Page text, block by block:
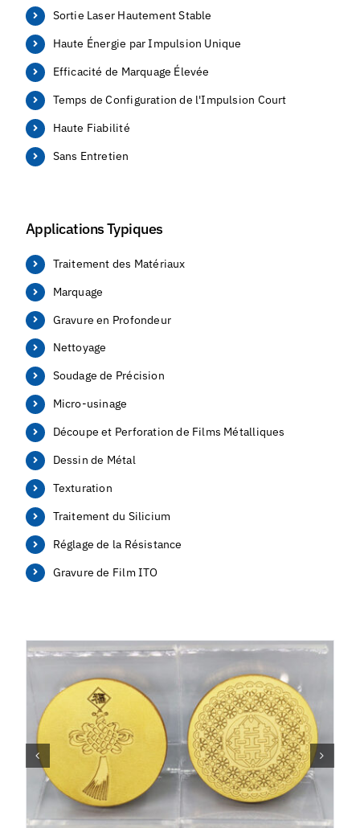
Sortie Laser Hautement Stable
Haute Énergie par Impulsion Unique
Efficacité de Marquage Élevée
Temps de Configuration de l'Impulsion Court
Haute Fiabilité
Sans Entretien
Applications Typiques
Traitement des Matériaux
Marquage
Gravure en Profondeur
Nettoyage
Soudage de Précision
Micro-usinage
Découpe et Perforation de Films Métalliques
Dessin de Métal
Texturation
Traitement du Silicium
Réglage de la Résistance
Gravure de Film ITO